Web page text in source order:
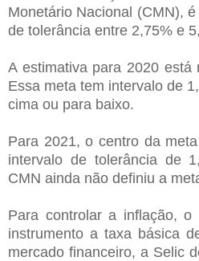
Monetário Nacional (CMN),
de tolerância entre 2,75% e
A estimativa para 2020 está
Essa meta tem intervalo de
cima ou para baixo.
Para 2021, o centro da
intervalo de tolerância de
CMN ainda não definiu a
Para controlar a inflação, o
instrumento a taxa básica
mercado financeiro, a Selic